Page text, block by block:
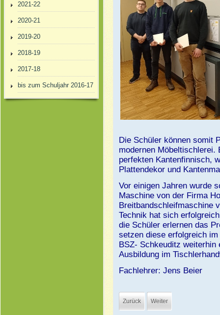
2021-22
2020-21
2019-20
2018-19
2017-18
bis zum Schuljahr 2016-17
Die Schüler können somit
modernen Möbeltischlerei.
perfekten Kantenfinnisch,
Plattendekor und
Vor einigen Jahren wurde
Maschine von der Firma
Breitbandschleifmaschine
Technik hat sich
die Schüler erlernen das
setzen diese erfolgreich
BSZ- Schkeuditz
Ausbildung im
Fachlehrer: Jens Beier
Zurück Weiter